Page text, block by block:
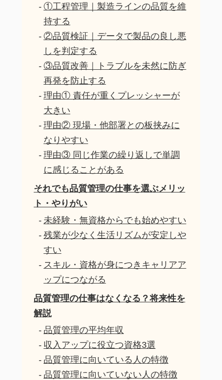
①工程管理｜製造ラインの品質を維
持する
②品質検証｜データで製品の良し悪
しを判定する
③品質改善｜トラブルを未然に防ぎ
再発を防止する
理由① 責任が重くプレッシャーが
大きい
理由② 現場・他部署との板挟みに
なりやすい
理由③ 同じ作業の繰り返しで単調
に感じることがある
それでも品質管理の仕事を選ぶメリッ
ト・やりがい
未経験・無資格からでも始めやすい
残業が少なく生活リズムが安定しや
すい
スキル・資格が身につきキャリアア
ップにつながる
品質管理の仕事はなくなる？将来性を
解説
品質管理の平均年収
収入アップに役立つ資格3選
品質管理に向いている人の特徴
品質管理に向いていない人の特徴